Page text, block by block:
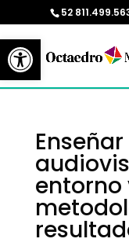
Abrir barra de
52
entorno